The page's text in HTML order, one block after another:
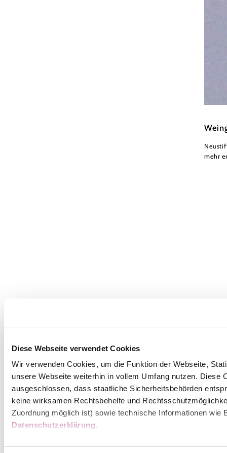
Diese Webseite verwendet Cookies
Wir verwenden Cookies, um die Funktion der Webseite,
unsere Webseite weiterhin in vollem Umfang nutzen.
ausgeschlossen, dass staatliche Sicherheitsbehörden
keine wirksamen Rechtsbehelfe und
Zuordnung möglich ist) sowie technische Informationen
Datenschutzerklärung.
mehr